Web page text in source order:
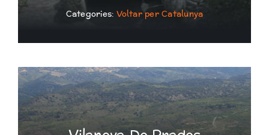
Categories: Voltar per Catalunya